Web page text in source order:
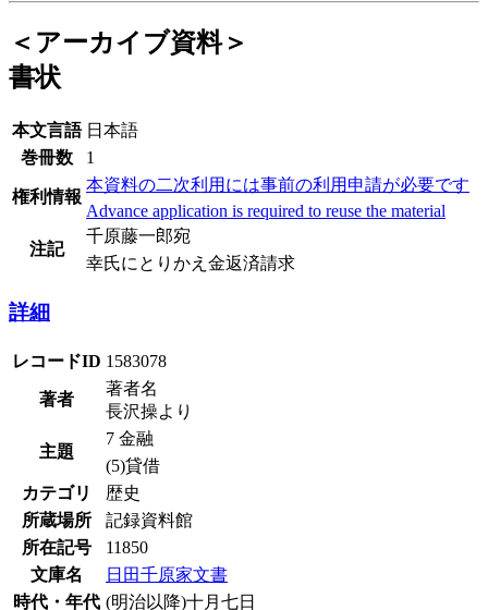
＜アーカイブ資料＞
書状
本文言語 日本語
巻冊数
1
権利情報
本資料の二次利用には事前の利用申請が必要です
Advance application is required to reuse the material
注記
千原藤一郎宛
幸氏にとりかえ金返済請求
詳細
レコードID 1583078
著者
著者名
長沢操より
主題
7 金融
(5)貸借
カテゴリ
歴史
所蔵場所
記録資料館
所在記号
11850
文庫名
日田千原家文書
時代・年代 (明治以降)十月七日